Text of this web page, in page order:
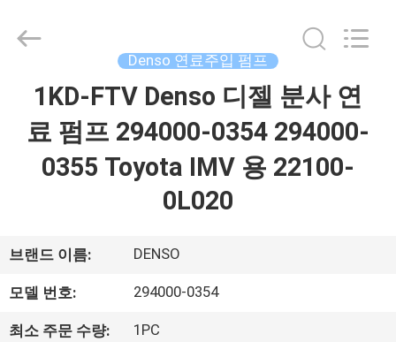
비
디
오
2021
Guanlian
Denso 연료주입 펌프
1KD-FTV Denso 디젤 분사 연
료 펌프 294000-0354 294000-
0355 Toyota IMV 용 22100-
0L020
브랜드 이름: DENSO
모델 번호: 294000-0354
최소 주문 수량: 1PC